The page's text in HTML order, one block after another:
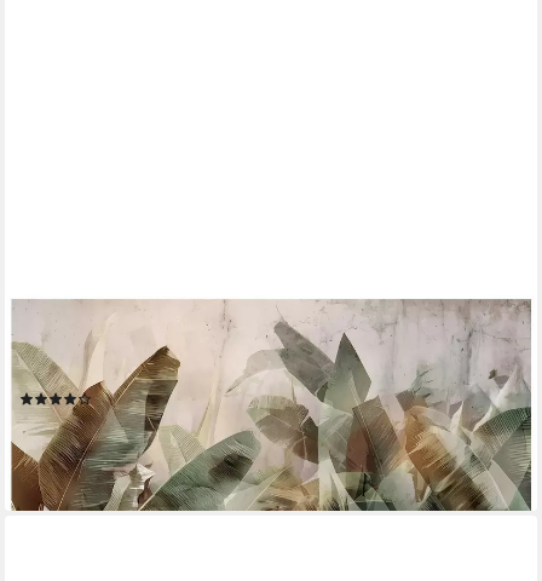
WALLARENA
Fototapete Blätter Beton - Mehrfarbig - Modern - Vlies -
Wohnzimmer, glatt, (2 St), 100x70cm
(1)
ab 16,99 €
lieferbar - in 4-5 Werktagen bei dir